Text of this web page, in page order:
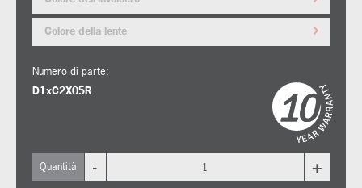
Colore della lente
Numero di parte:
D1xC2X05R
Quantità - +